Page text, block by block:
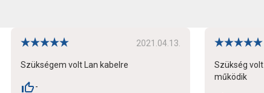
2021.04.13.
Szükségem volt Lan kabelre
-
Szükség
működik